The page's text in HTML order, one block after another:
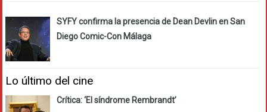
SYFY confirma la presencia de Dean Devlin en San
Diego Comic-Con Málaga
Lo último del cine
Crítica: ‘El síndrome Rembrandt’